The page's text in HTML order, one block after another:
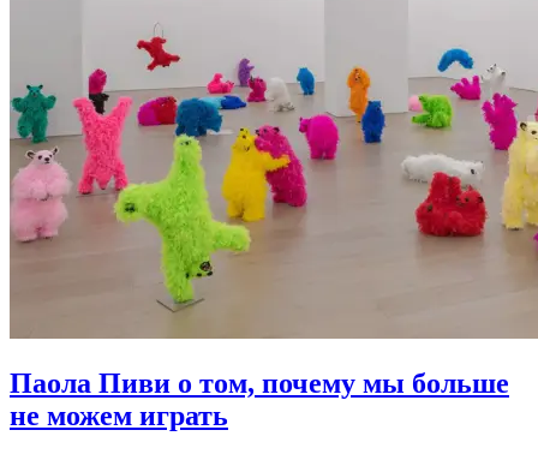
Паола Пиви о том, почему мы больше
не можем играть